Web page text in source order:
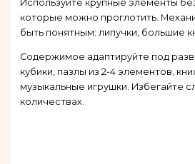
Используйте крупные элементы
которые можно проглотить.
быть понятным: липучки, большие
Содержимое адаптируйте под
кубики, пазлы из 2-4 элементов,
музыкальные игрушки. Избегайте
количествах.